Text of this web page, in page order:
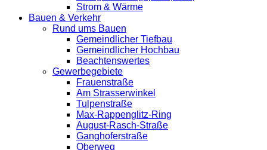
Strom & Wärme
Bauen & Verkehr
Rund ums Bauen
Gemeindlicher Tiefbau
Gemeindlicher Hochbau
Beachtenswertes
Gewerbegebiete
Frauenstraße
Am Strasserwinkel
Tulpenstraße
Max-Rappenglitz-Ring
August-Rasch-Straße
Ganghoferstraße
Oberweg